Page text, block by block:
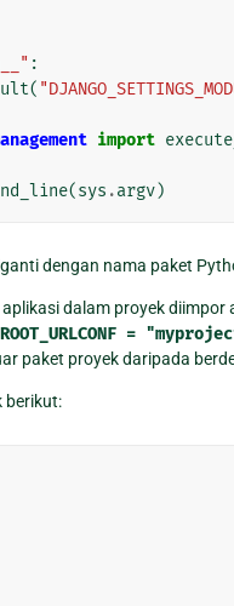
:
(
import
(sys .argv)
dengan nama paket
dalam proyek
ROOT_URLCONF =
paket proyek daripada
berikut: